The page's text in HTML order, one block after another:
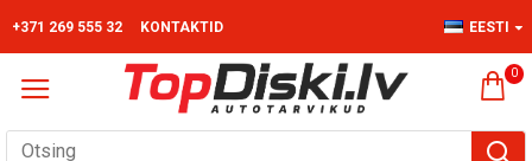
+371 269 555 32 KONTAKTID EESTI
0